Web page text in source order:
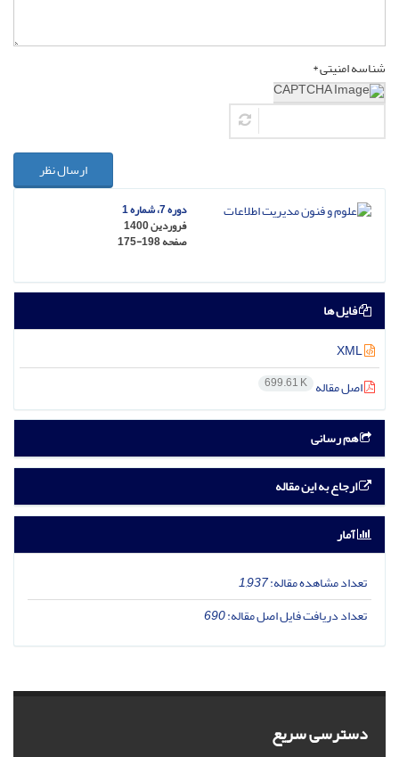
شناسه امنیتی *
ارسال نظر
دوره 7، شماره 1
فروردین 1400
صفحه175-198
فایل ها
اصل مقاله 699.61 K
هم رسانی
ارجاع به این مقاله
آمار
تعداد مشاهده مقاله:1,937
تعداد دریافت فایل اصل مقاله:690
دسترسی سریع